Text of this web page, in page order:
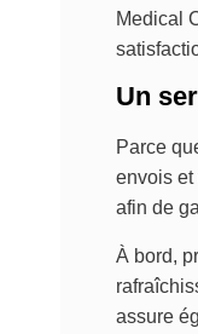
Medical
Un
Parce
envois et
afin de
À bord,
assure